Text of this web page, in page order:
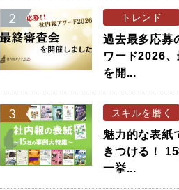
2 トレンド
過去最多応募
ワード2026
を開...
3 スキルを磨く
魅力的な表紙
きつける！
一挙...